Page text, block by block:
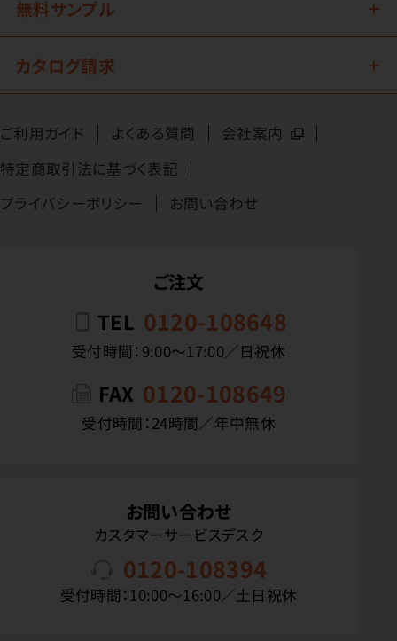
無料サンプル
カタログ請求
ご利用ガイド よくある質問
会社案内
特定商取引法に基づく表記
プライバシーポリシー
お問い合わせ
ご注文
TEL 0120-108648
受付時間：9:00〜17:00／日祝休
FAX 0120-108649
受付時間：24時間／年中無休
お問い合わせ
カスタマーサービスデスク
0120-108394
受付時間：10:00〜16:00／土日祝休